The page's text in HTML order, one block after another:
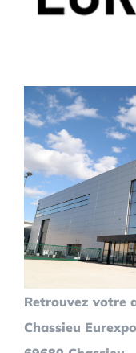
Retrouvez votre
Chassieu